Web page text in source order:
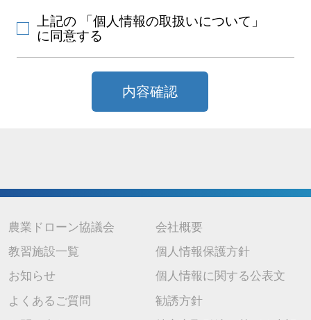
お問い合わせ対応のためご選択いただいた教習施設会社に電子メールな
どによりお客様の氏名、連絡先などの情報を提供致します。
5. 個人情報取扱いの委託
当社は利用目的の達成に必要な範囲内で個人情報の取扱いの一部又は全
当社に対してご自身の個人情報の開示等（利用目的の通知、開示、内容
または、第三者提供記録の開示の請求を、下記の当社問合わせ窓口に申
し出ることができます。その際、当社はお客様ご本人を確認させていた
だいたうえで、合理的な期間内に対応いたします。
7. 個人情報を提供されることの任意性について
当社に個人情報を提供されるかどうかは任意です。 ただし、ご提供 い
上記の 「個人情報の取扱いについて」
に同意する
内容確認
農業ドローン協議会
教習施設一覧
お知らせ
よくあるご質問
会社概要
個人情報保護方針
個人情報に関する公表文
勧誘方針